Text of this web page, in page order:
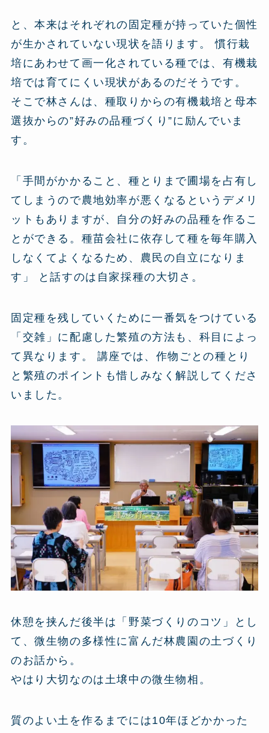
と、本来はそれぞれの固定種が持っていた個性
が生かされていない現状を語ります。 慣行栽
培にあわせて画一化されている種では、有機栽
培では育てにくい現状があるのだそうです。
そこで林さんは、種取りからの有機栽培と母本
選抜からの”好みの品種づくり”に励んでいま
す。
「手間がかかること、種とりまで圃場を占有し
てしまうので農地効率が悪くなるというデメリ
ットもありますが、自分の好みの品種を作るこ
とができる。種苗会社に依存して種を毎年購入
しなくてよくなるため、農民の自立になりま
す」 と話すのは自家採種の大切さ。
固定種を残していくために一番気をつけている
「交雑」に配慮した繁殖の方法も、科目によっ
て異なります。 講座では、作物ごとの種とり
と繁殖のポイントも惜しみなく解説してくださ
いました。
休憩を挟んだ後半は「野菜づくりのコツ」とし
て、微生物の多様性に富んだ林農園の土づくり
のお話から。
やはり大切なのは土壌中の微生物相。
質のよい土を作るまでには10年ほどかかった